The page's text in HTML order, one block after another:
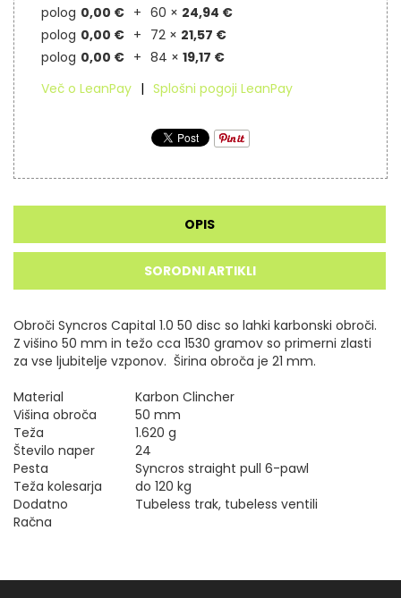
polog 0,00 € 60 × 24,94 €
polog 0,00 € 72 × 21,57 €
polog 0,00 € 84 × 19,17 €
Več o LeanPay
Splošni pogoji LeanPay
OPIS
SORODNI ARTIKLI
Obroči Syncros Capital 1.0 50 disc so lahki karbonski obroči.
Z višino 50 mm in težo cca 1530 gramov so primerni zlasti
za vse ljubitelje vzponov. Širina obroča je 21 mm.
Material
Karbon Clincher
Višina obroča
50 mm
Teža
1.620 g
Število naper
24
Pesta
Syncros straight pull 6-pawl
Teža kolesarja
do 120 kg
Dodatno
Tubeless trak, tubeless ventili
Račna